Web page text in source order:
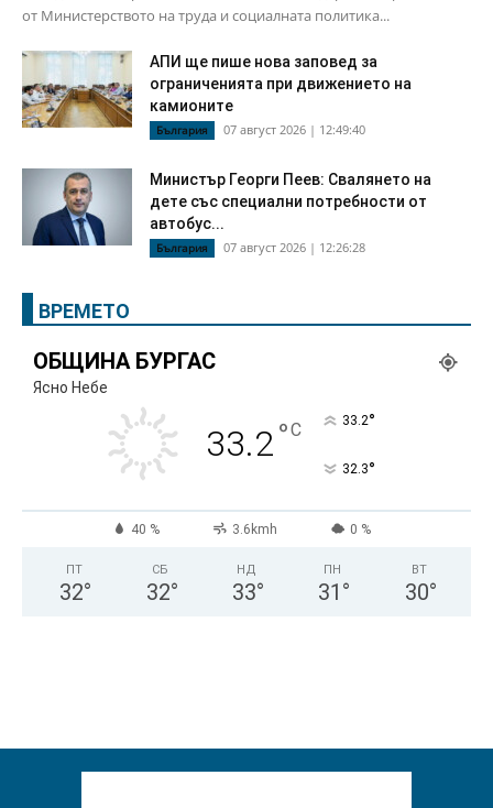
от Министерството на труда и социалната политика...
АПИ ще пише нова заповед за
ограниченията при движението на
камионите
България 07 август 2026 | 12:49:40
Министър Георги Пеев: Свалянето на
дете със специални потребности от
автобус...
България 07 август 2026 | 12:26:28
ВРЕМЕТО
ОБЩИНА БУРГАС
Ясно Небе
33.2°C 33.2°
32.3°
40 % 3.6kmh 0 %
ПТ
32°
СБ
32°
НД
33°
ПН
31 °
ВТ
30°